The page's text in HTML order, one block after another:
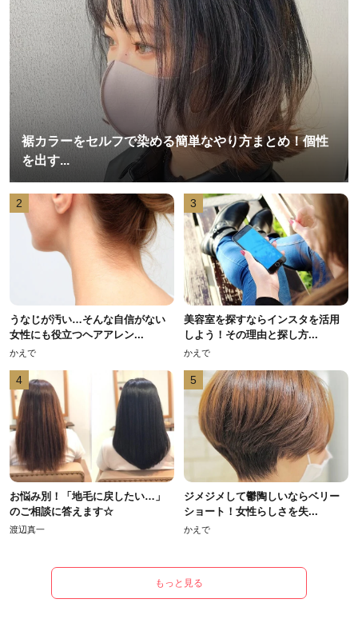
裾カラーをセルフで染める簡単なやり方まとめ！個性
を出す...
2
うなじが汚い…そんな自信がない
女性にも役立つヘアアレン...
かえで
3
美容室を探すならインスタを活用
しよう！その理由と探し方...
かえで
4
お悩み別！「地毛に戻したい…」
のご相談に答えます☆
渡辺真一
5
ジメジメして鬱陶しいならベリー
ショート！女性らしさを失...
かえで
もっと見る